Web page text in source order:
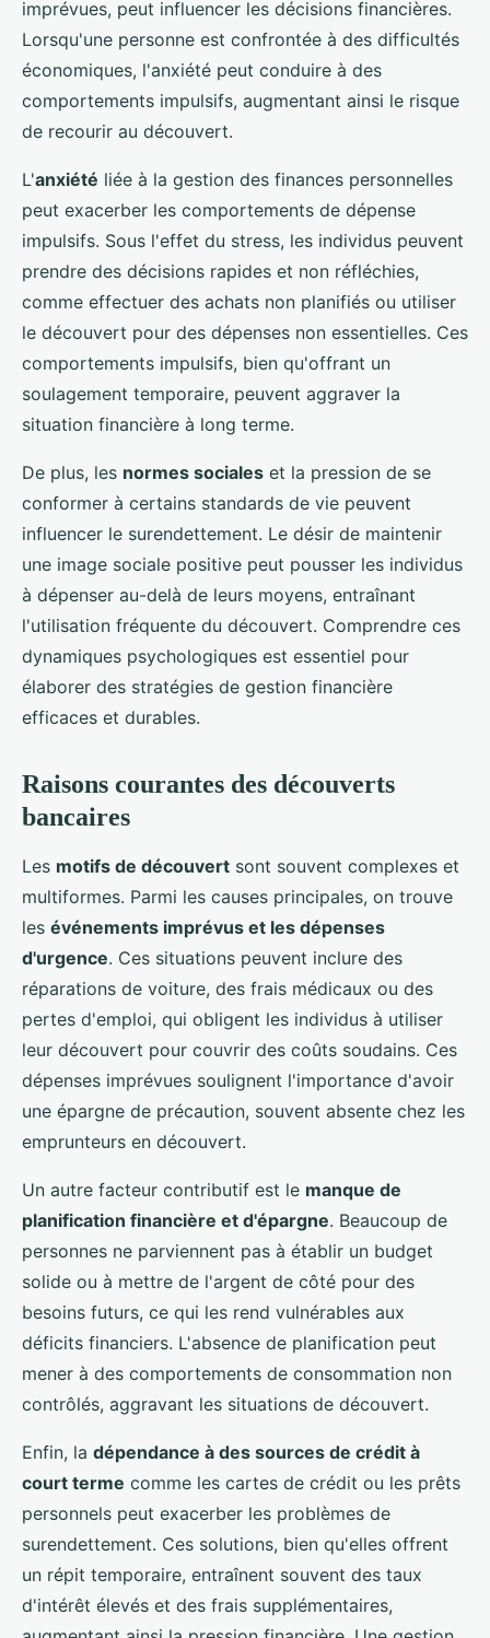
imprévues, peut influencer les décisions financières.
Lorsqu'une personne est confrontée à des difficultés
économiques, l'anxiété peut conduire à des
comportements impulsifs, augmentant ainsi le risque
de recourir au découvert.
L'anxiété liée à la gestion des finances personnelles
peut exacerber les comportements de dépense
impulsifs. Sous l'effet du stress, les individus peuvent
prendre des décisions rapides et non réfléchies,
comme effectuer des achats non planifiés ou utiliser
le découvert pour des dépenses non essentielles. Ces
comportements impulsifs, bien qu'offrant un
soulagement temporaire, peuvent aggraver la
situation financière à long terme.
De plus, les normes sociales et la pression de se
conformer à certains standards de vie peuvent
influencer le surendettement. Le désir de maintenir
une image sociale positive peut pousser les individus
à dépenser au-delà de leurs moyens, entraînant
l'utilisation fréquente du découvert. Comprendre ces
dynamiques psychologiques est essentiel pour
élaborer des stratégies de gestion financière
efficaces et durables.
Raisons courantes des découverts
bancaires
Les motifs de découvert sont souvent complexes et
multiformes. Parmi les causes principales, on trouve
les événements imprévus et les dépenses
d'urgence. Ces situations peuvent inclure des
réparations de voiture, des frais médicaux ou des
pertes d'emploi, qui obligent les individus à utiliser
leur découvert pour couvrir des coûts soudains. Ces
dépenses imprévues soulignent l'importance d'avoir
une épargne de précaution, souvent absente chez les
emprunteurs en découvert.
Un autre facteur contributif est le manque de
planification financière et d'épargne. Beaucoup de
personnes ne parviennent pas à établir un budget
solide ou à mettre de l'argent de côté pour des
besoins futurs, ce qui les rend vulnérables aux
déficits financiers. L'absence de planification peut
mener à des comportements de consommation non
contrôlés, aggravant les situations de découvert.
Enfin, la dépendance à des sources de crédit à
court terme comme les cartes de crédit ou les prêts
personnels peut exacerber les problèmes de
surendettement. Ces solutions, bien qu'elles offrent
un répit temporaire, entraînent souvent des taux
d'intérêt élevés et des frais supplémentaires,